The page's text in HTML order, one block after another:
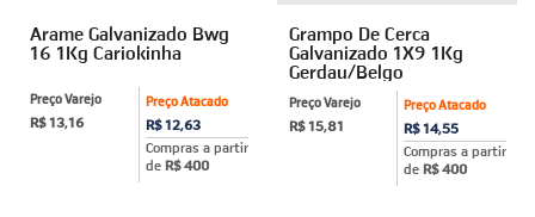
Arame Galvanizado Bwg
16 1Kg Cariokinha
Preço Atacado
R$ 12,63
Compras a partir
de R$ 400
Preço Varejo
R$ 13,16
Grampo De Cerca
Galvanizado 1X9 1Kg
Gerdau/Belgo
Preço Atacado
R$ 14,55
Compras a partir
de R$ 400
Preço Varejo
R$ 15,81